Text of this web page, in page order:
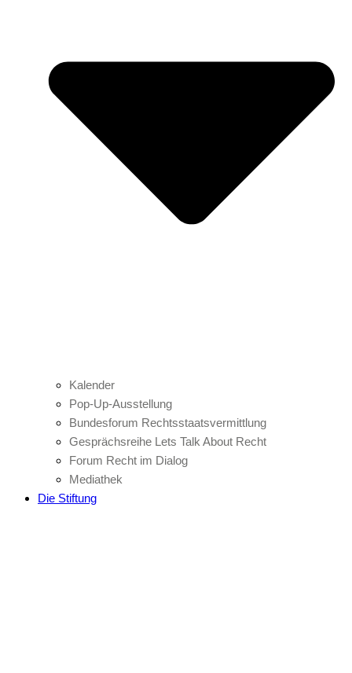
Kalender
Pop-Up-Ausstellung
Bundesforum Rechtsstaatsvermittlung
Gesprächsreihe Lets Talk About Recht
Forum Recht im Dialog
Mediathek
Die Stiftung